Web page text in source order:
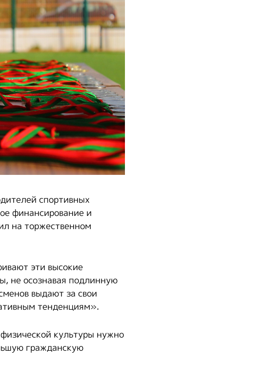
спортивных
финансирование и
на торжественном
эти высокие
не осознавая подлинную
выдают за свои
тенденциям».
культуры нужно
гражданскую